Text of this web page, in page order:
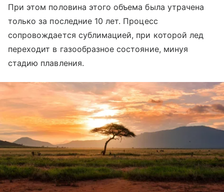
При этом половина этого объема была утрачена
только за последние 10 лет. Процесс
сопровождается сублимацией, при которой лед
переходит в газообразное состояние, минуя
стадию плавления.